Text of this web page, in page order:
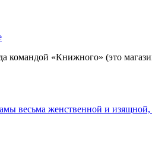
«Книжного» (это
весьма женственной и